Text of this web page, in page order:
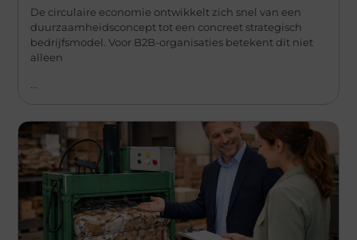
De circulaire economie ontwikkelt zich snel van een
duurzaamheidsconcept tot een concreet strategisch
bedrijfsmodel. Voor B2B-organisaties betekent dit niet
alleen